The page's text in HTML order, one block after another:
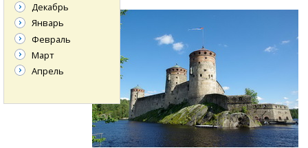
Декабрь
Январь
Февраль
Март
Апрель